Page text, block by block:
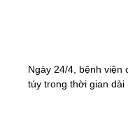
Ngày 24/4, bệnh viện
túy trong thời gian dài